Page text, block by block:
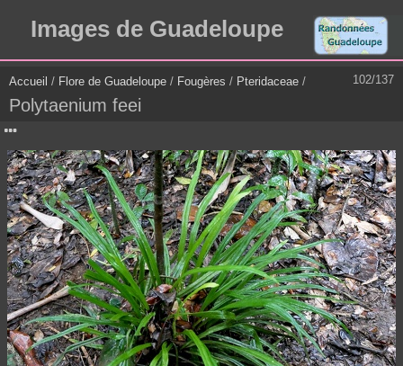
Images de Guadeloupe
102/137
Accueil / Flore de Guadeloupe / Fougères / Pteridaceae /
Polytaenium feei